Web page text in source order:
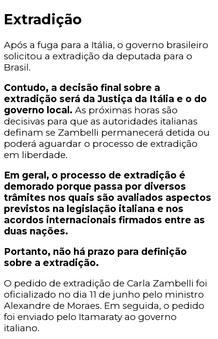
Extradição
Após a fuga para a Itália, o governo brasileiro
solicitou a extradição da deputada para o
Brasil.
Contudo, a decisão final sobre a
extradição será da Justiça da Itália e o do
governo local. As próximas horas são
decisivas para que as autoridades italianas
definam se Zambelli permanecerá detida ou
poderá aguardar o processo de extradição
em liberdade.
Em geral, o processo de extradição é
demorado porque passa por diversos
trâmites nos quais são avaliados aspectos
previstos na legislação italiana e nos
acordos internacionais firmados entre as
duas nações.
Portanto, não há prazo para definição
sobre a extradição.
O pedido de extradição de Carla Zambelli foi
oficializado no dia 11 de junho pelo ministro
Alexandre de Moraes. Em seguida, o pedido
foi enviado pelo Itamaraty ao governo
italiano.